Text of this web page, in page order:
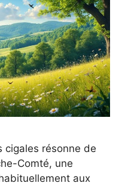
cigales résonne de
Comté, une
aux